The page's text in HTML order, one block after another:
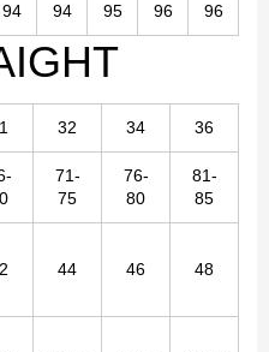
94 94 95 96 96
32 34 36
71-
75
76-
80
81-
85
44 46 48